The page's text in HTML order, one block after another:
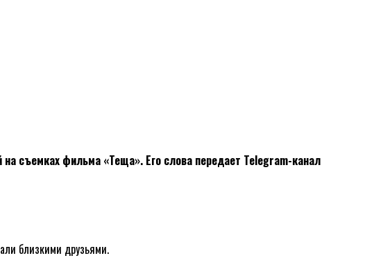
съемках фильма «Теща». Его слова передает Telegram-канал
близкими друзьями.